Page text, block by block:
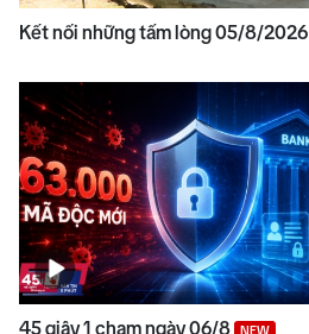
Kết nối những tấm lòng 05/8/2026
45 giây 1 chạm ngày 06/8 NEW